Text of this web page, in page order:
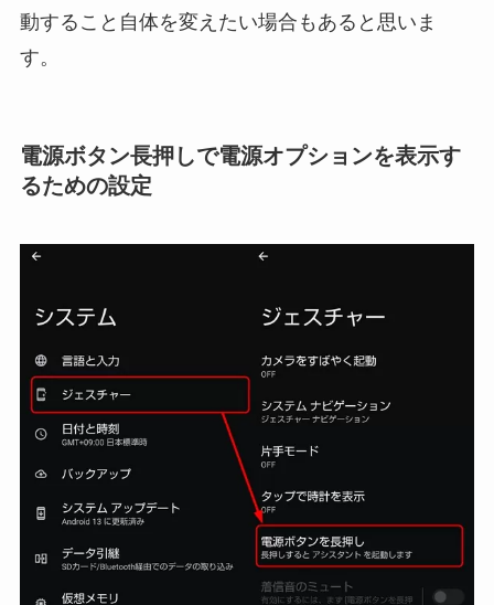
動すること自体を変えたい場合もあると思いま
す。
電源ボタン長押しで電源オプションを表示す
るための設定